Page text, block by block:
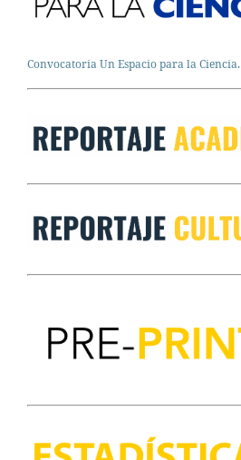
Convocatoria Un Espacio para la Ciencia.